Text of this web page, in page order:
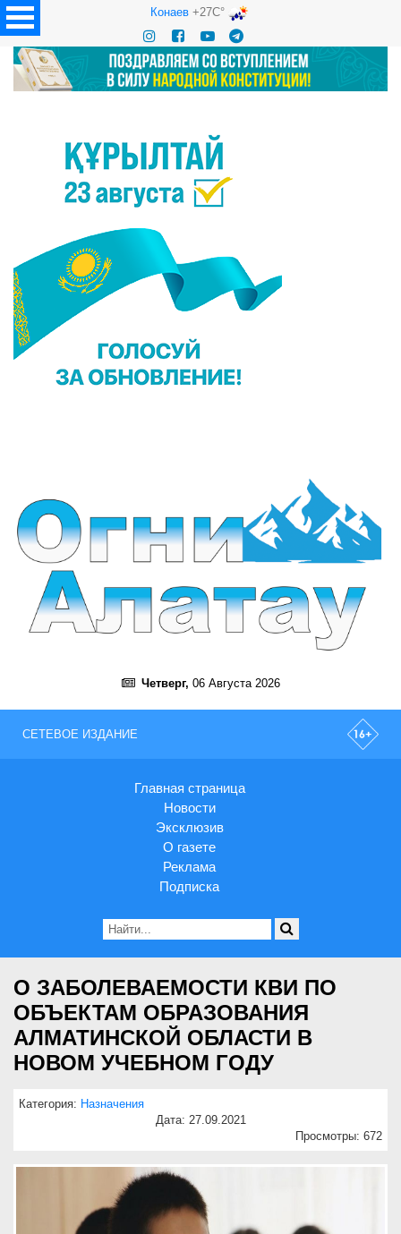
Конаев+27C°
Четверг, 06 Августа 2026
СЕТЕВОЕ ИЗДАНИЕ
Главная страница
Новости
Эксклюзив
О газете
Реклама
Подписка
О ЗАБОЛЕВАЕМОСТИ КВИ ПО
ОБЪЕКТАМ ОБРАЗОВАНИЯ
АЛМАТИНСКОЙ ОБЛАСТИ В
НОВОМ УЧЕБНОМ ГОДУ
Категория: Назначения
Дата: 27.09.2021
Просмотры: 672